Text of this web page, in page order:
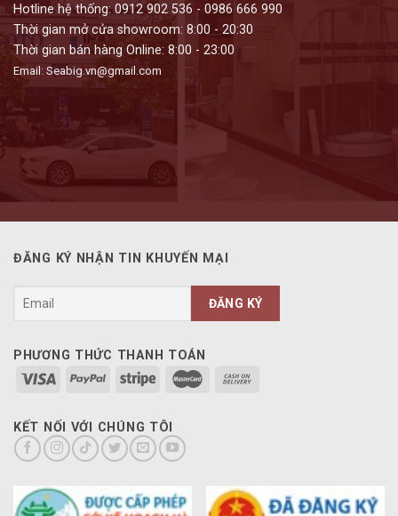
Hotline hệ thống: 0912 902 536 - 0986 666 990
Thời gian mở cửa showroom: 8:00 - 20:30
Thời gian bán hàng Online: 8:00 - 23:00
Email: Seabig.vn@gmail.com
ĐĂNG KÝ NHẬN TIN KHUYẾN MẠI
PHƯƠNG THỨC THANH TOÁN
KẾT NỐI VỚI CHÚNG TÔI